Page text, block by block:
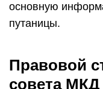
основную
путаницы.
Правовой
совета МКД